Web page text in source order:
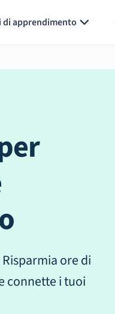
apprendimento
ore di
connette i tuoi